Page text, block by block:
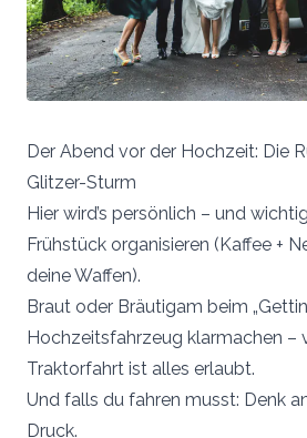
Der Abend vor der Hochzeit: Die
Glitzer-Sturm
Hier wird’s persönlich – und
Frühstück organisieren (Kaffee +
deine Waffen).
Braut oder Bräutigam beim
Hochzeitsfahrzeug klarmachen –
Traktorfahrt ist alles erlaubt.
Und falls du fahren musst: Denk
Druck.